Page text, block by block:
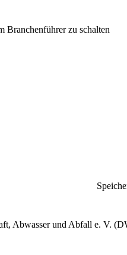
Branchenführer zu schalten
Abwasser und Abfall e. V.